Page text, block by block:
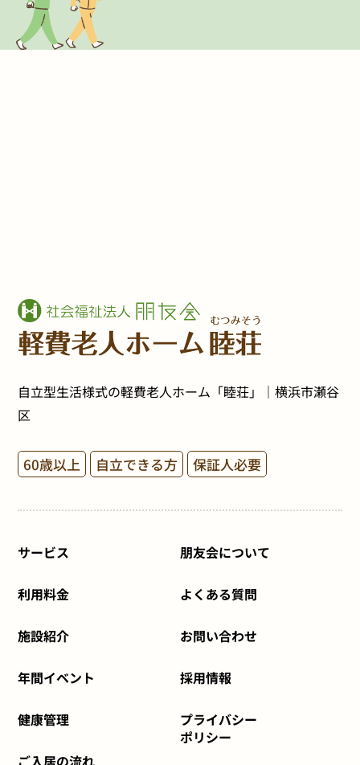
自立型生活様式の軽費老人ホーム「睦荘」｜横浜市瀬谷
区
60歳以上 自立できる方 保証人必要
サービス
利用料金
施設紹介
年間イベント
健康管理
ご入居の流れ
朋友会について
よくある質問
お問い合わせ
採用情報
プライバシー
ポリシー